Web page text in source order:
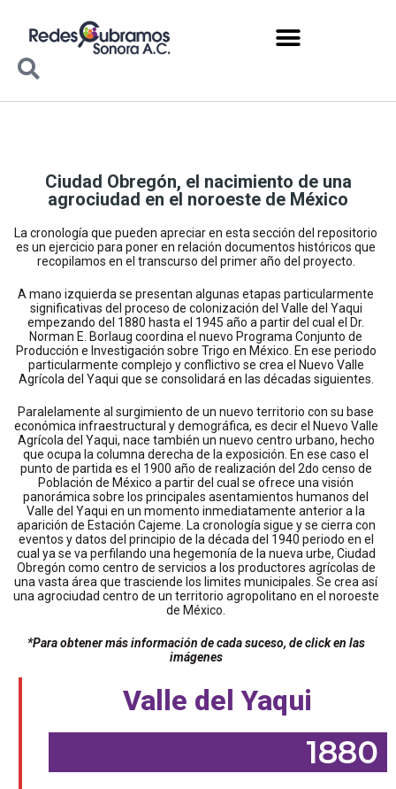
Ciudad Obregón, el nacimiento de una
agrociudad en el noroeste de México
La cronología que pueden apreciar en esta sección del repositorio
es un ejercicio para poner en relación documentos históricos que
recopilamos en el transcurso del primer año del proyecto.
A mano izquierda se presentan algunas etapas particularmente
significativas del proceso de colonización del Valle del Yaqui
empezando del 1880 hasta el 1945 año a partir del cual el Dr.
Norman E. Borlaug coordina el nuevo Programa Conjunto de
Producción e Investigación sobre Trigo en México. En ese periodo
particularmente complejo y conflictivo se crea el Nuevo Valle
Agrícola del Yaqui que se consolidará en las décadas siguientes.
Paralelamente al surgimiento de un nuevo territorio con su base
económica infraestructural y demográfica, es decir el Nuevo Valle
Agrícola del Yaqui, nace también un nuevo centro urbano, hecho
que ocupa la columna derecha de la exposición. En ese caso el
punto de partida es el 1900 año de realización del 2do censo de
Población de México a partir del cual se ofrece una visión
panorámica sobre los principales asentamientos humanos del
Valle del Yaqui en un momento inmediatamente anterior a la
aparición de Estación Cajeme. La cronología sigue y se cierra con
eventos y datos del principio de la década del 1940 periodo en el
cual ya se va perfilando una hegemonía de la nueva urbe, Ciudad
Obregón como centro de servicios a los productores agrícolas de
una vasta área que trasciende los limites municipales. Se crea así
una agrociudad centro de un territorio agropolitano en el noroeste
de México.
*Para obtener más información de cada suceso, de click en las
imágenes
Valle del Yaqui
1880